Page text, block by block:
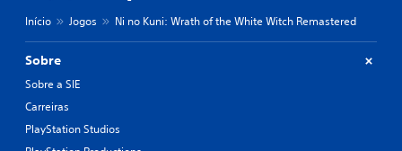
Início Jogos Ni no Kuni: Wrath of the White Witch Remastered
Sobre
Sobre a SIE
Carreiras
PlayStation Studios